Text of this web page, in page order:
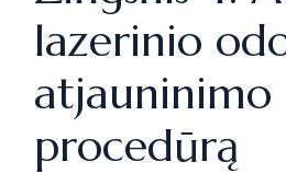
lazerinio
atjauninimo
procedūrą